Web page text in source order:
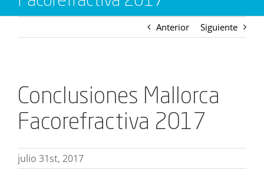
Anterior Siguiente
Conclusiones Mallorca
Facorefractiva 2017
julio 31st, 2017